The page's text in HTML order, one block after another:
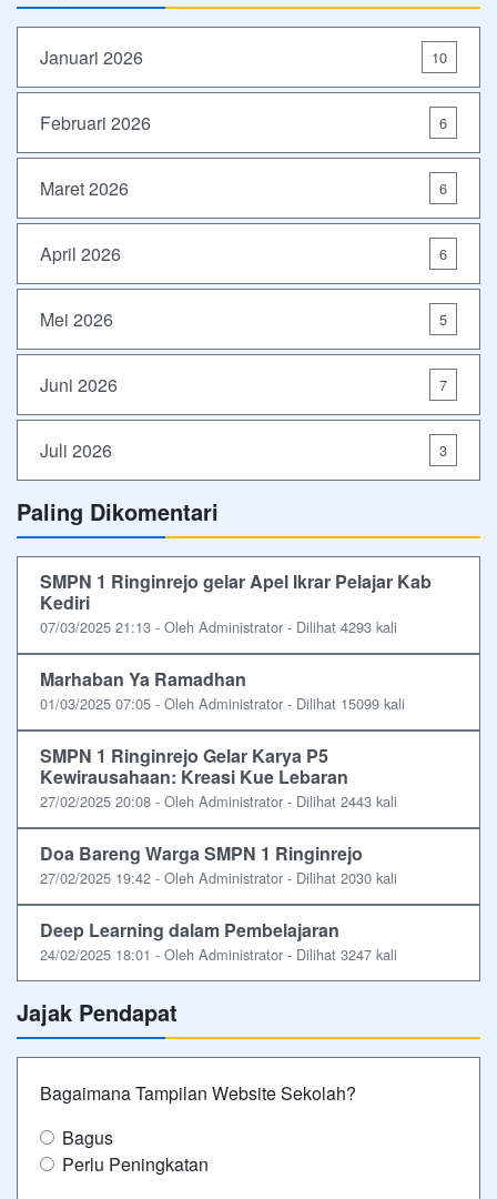
Januari 2026 10
Februari 2026 6
Maret 2026 6
April 2026 6
Mei 2026 5
Juni 2026 7
Juli 2026 3
Paling Dikomentari
SMPN 1 Ringinrejo gelar Apel Ikrar Pelajar Kab
Kediri
07/03/2025 21:13 - Oleh Administrator - Dilihat 4293 kali
Marhaban Ya Ramadhan
01/03/2025 07:05 - Oleh Administrator - Dilihat 15099 kali
SMPN 1 Ringinrejo Gelar Karya P5
Kewirausahaan: Kreasi Kue Lebaran
27/02/2025 20:08 - Oleh Administrator - Dilihat 2443 kali
Doa Bareng Warga SMPN 1 Ringinrejo
27/02/2025 19:42 - Oleh Administrator - Dilihat 2030 kali
Deep Learning dalam Pembelajaran
24/02/2025 18:01 - Oleh Administrator - Dilihat 3247 kali
Jajak Pendapat
Bagaimana Tampilan Website Sekolah?
Bagus
Perlu Peningkatan